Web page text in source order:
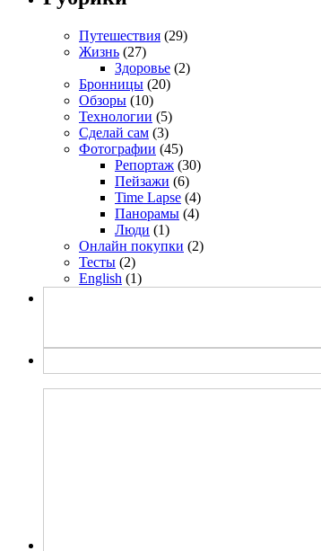
Путешествия (29)
Жизнь (27)
Здоровье (2)
Бронницы (20)
Обзоры (10)
Технологии (5)
Сделай сам (3)
Фотографии (45)
Репортаж (30)
Пейзажи (6)
Time Lapse (4)
Панорамы (4)
Люди (1)
Онлайн покупки (2)
Тесты (2)
English (1)